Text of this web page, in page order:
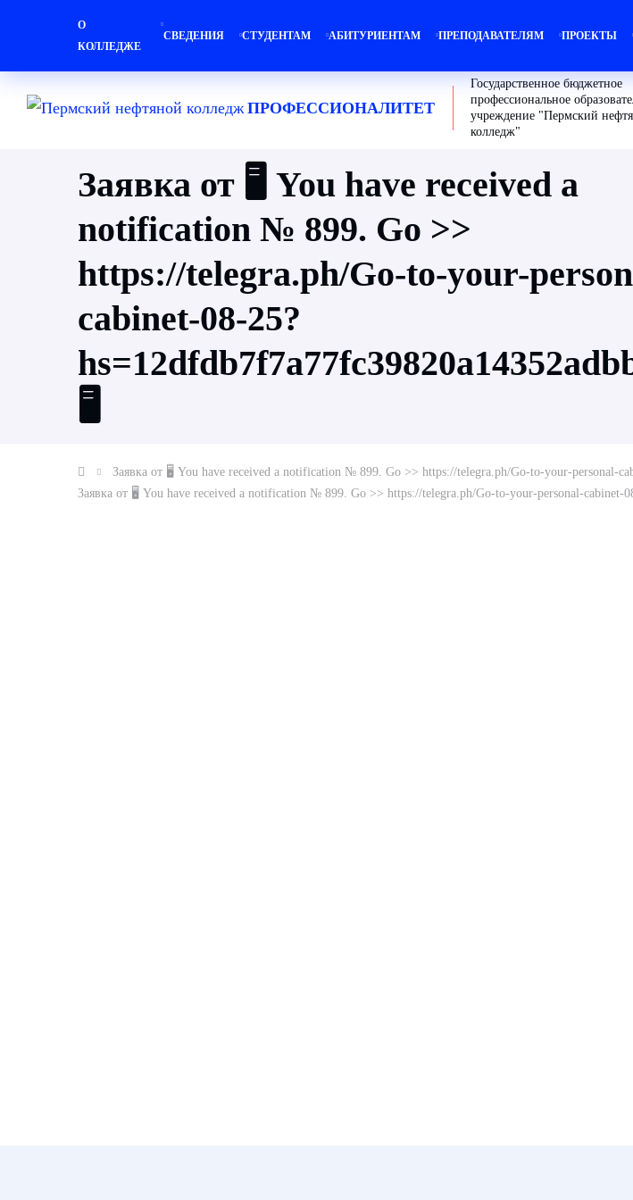
О
КОЛЛЕДЖЕ
СВЕДЕНИЯ СТУДЕНТАМ АБИТУРИЕНТАМ ПРЕПОДАВАТЕЛЯМ ПРОЕКТЫ
ПРОФЕССИОНАЛИТЕТ
Государственное бюджетное
профессиональное
учреждение "Пермский
колледж"
Заявка от 🖥 You have received a
notification № 899. Go >>
https://telegra.ph/Go-to-your-
cabinet-08-25?
🖥
Заявка от 🖥 You have received a notification № 899. Go >> https://telegra.ph/Go-to-your-personal-
Заявка от 🖥 You have received a notification № 899. Go >> https://telegra.ph/Go-to-your-personal-cabinet-